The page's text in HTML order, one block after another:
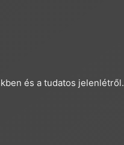
és a tudatos jelenlétről.